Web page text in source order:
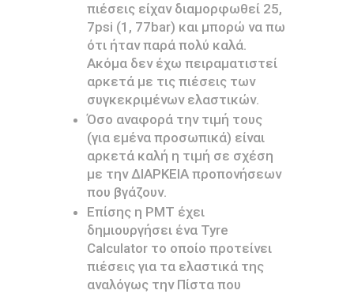
πιέσεις είχαν διαμορφωθεί 25,
7psi (1, 77bar) και μπορώ να πω
ότι ήταν παρά πολύ καλά.
Ακόμα δεν έχω πειραματιστεί
αρκετά με τις πιέσεις των
συγκεκριμένων ελαστικών.
Όσο αναφορά την τιμή τους
(για εμένα προσωπικά) είναι
αρκετά καλή η τιμή σε σχέση
με την ΔΙΑΡΚΕΙΑ προπονήσεων
που βγάζουν.
Επίσης η PMT έχει
δημιουργήσει ένα Tyre
Calculator το οποίο προτείνει
πιέσεις για τα ελαστικά της
αναλόγως την Πίστα που